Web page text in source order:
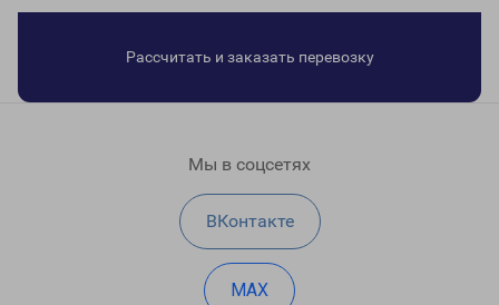
Рассчитать и заказать перевозку
Мы в соцсетях
ВКонтакте
MAX